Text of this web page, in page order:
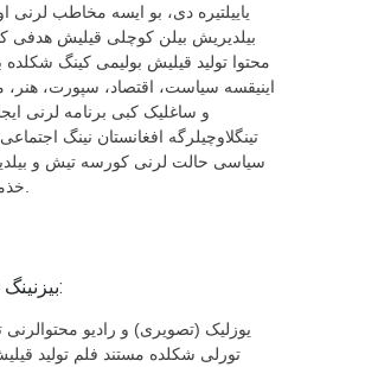
یاییلتیره دی، بو ایسه مخاطب لرنی
بیلدیریش بیلن کوچلی قیلیش هدفی
محتوا تولید قیلیش بولیمی کینگ شکلده
اینیقسه سیاست، اقتصاد، سپورت،
و ساغلیک کبی برنامه لرنی
تینگلاوچیلرگه افغانستان نینگ
سیاسی حالت لرنی کورسه تیش و
بیزنینگ تولیداتیمیز:
یوزلیک (تصویری) و رادیو محتوالرنی
تورلی شکلده مستند فلم تولید